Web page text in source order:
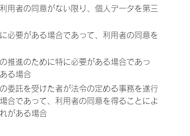
用者の同意がない限り、個人データを第三
必要がある場合であって、利用者の同意を
推進のために特に必要がある場合であっ
る場合
委託を受けた者が法令の定める事務を遂行
合であって、利用者の同意を得ることによ
がある場合